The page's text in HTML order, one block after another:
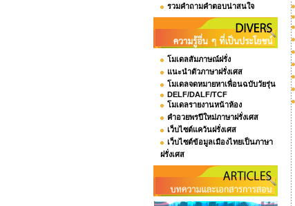
รวมคำถามคำตอบน่าสนใจ
โมเดลสัมภาษณ์ฝรั่ง
แนะนำตัวภาษาฝรั่งเศส
โมเดลจดหมายหาเพื่อนฉบับวัยรุ่น
DELF/DALF/TCF
โมเดลรายงานหน้าห้อง
คำอวยพรปีใหม่ภาษาฝรั่งเศส
เว็บไซต์แคว้นฝรั่งเศส
เว็บไซต์ข้อมูลเมืองไทยเป็นภาษา
ฝรั่งเศส